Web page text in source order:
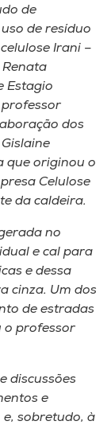
de
de resíduo
Irani –
Renata
Estagio
dos
que originou o
Celulose
da caldeira.
no
e cal para
e dessa
cinza. Um dos
de estradas
o professor
discussões
e
e, sobretudo, à